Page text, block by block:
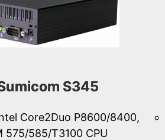
S345
Core2Duo P8600/8400,
575/585/T3100 CPU